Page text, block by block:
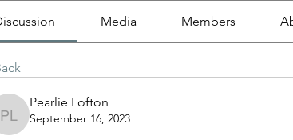
Media Members
Pearlie Lofton
Pearlie Lofton
September 16, 2023